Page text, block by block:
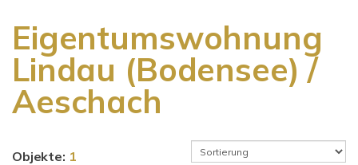
Eigentumswohnung
Lindau (Bodensee) /
Aeschach
Objekte: 1